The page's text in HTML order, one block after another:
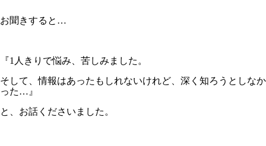
お聞きすると…
『1人きりで悩み、苦しみました。
そして、情報はあったもしれないけれど、深く知ろうとしなか
った…』
と、お話くださいました。